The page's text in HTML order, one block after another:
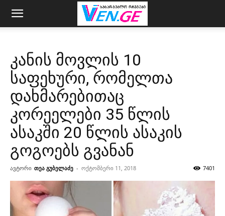
კანის მოვლის 10
საფეხური, რომელთა
დახმარებითაც
კორეელები 35 წლის
ასაკში 20 წლის ასაკის
გოგოებს გვანან
ავტორი თეა გუბელაძე - ოქტომბერი 11, 2018 7401